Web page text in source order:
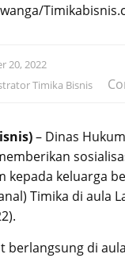
20, 2022
Timika Bisnis
– Dinas
kepada keluarga
Timika di aula
berlangsung di